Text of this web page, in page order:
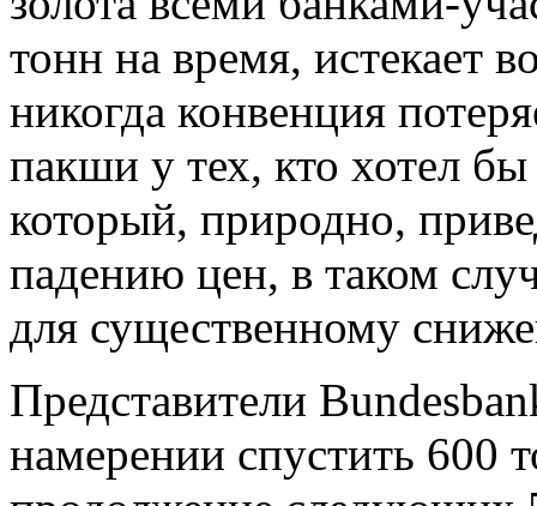
тонн на время, истекает
никогда конвенция
пакши у тех, кто хотел
который, природно,
падению цен, в таком
для существенному
Представители
намерении спустить 600